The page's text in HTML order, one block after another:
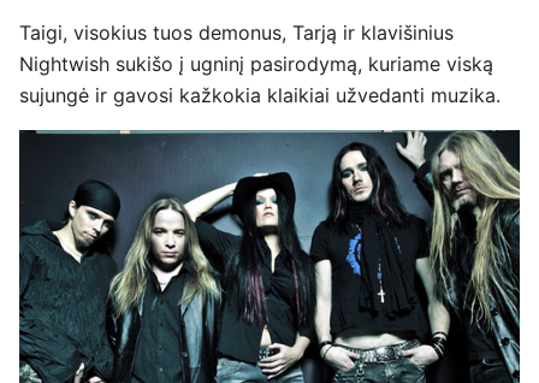
Taigi, visokius tuos demonus, Tarją ir klavišinius
Nightwish sukišo į ugninį pasirodymą, kuriame viską
sujungė ir gavosi kažkokia klaikiai užvedanti muzika.